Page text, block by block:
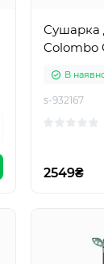
Сушарка
Colombo
В
s-932167
2549₴